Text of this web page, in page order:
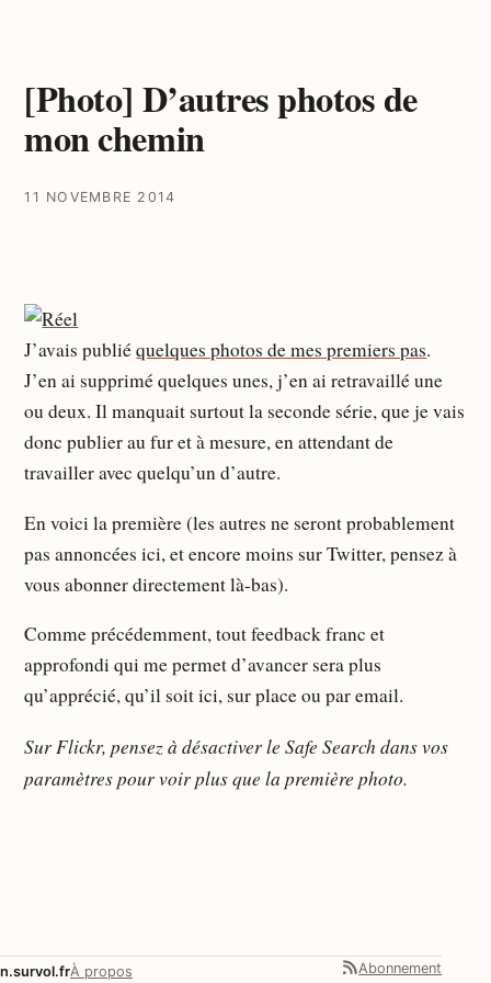
[Photo] D’autres photos de
mon chemin
11 NOVEMBRE 2014
J’avais publiéquelques photos de mes premiers pas.
J’en ai supprimé quelques unes, j’en ai retravaillé une
ou deux. Il manquait surtout la seconde série, que je vais
donc publier au fur et à mesure, en attendant de
travailler avec quelqu’un d’autre.
En voici la première (les autres ne seront probablement
pas annoncées ici, et encore moins sur Twitter, pensez à
vous abonner directement là-bas).
Comme précédemment, tout feedback franc et
approfondi qui me permet d’avancer sera plus
qu’apprécié, qu’il soit ici, sur place ou par email.
Sur Flickr, pensez à désactiver leSafe Search dans vos
paramètres pour voir plus que la première photo.
n.survol.frÀ propos Abonnement